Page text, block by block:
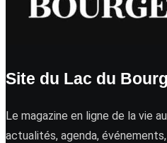
Site du Lac du
Le magazine en ligne de la vie
actualités, agenda,